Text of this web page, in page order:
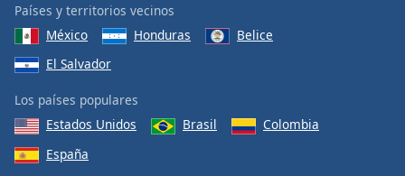
Países y territorios vecinos
México
Honduras
Belice
El Salvador
Los países populares
Estados Unidos
Brasil
Colombia
España